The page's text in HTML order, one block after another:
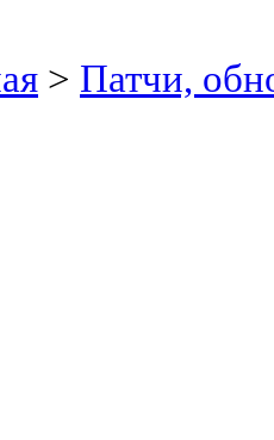
> Патчи,